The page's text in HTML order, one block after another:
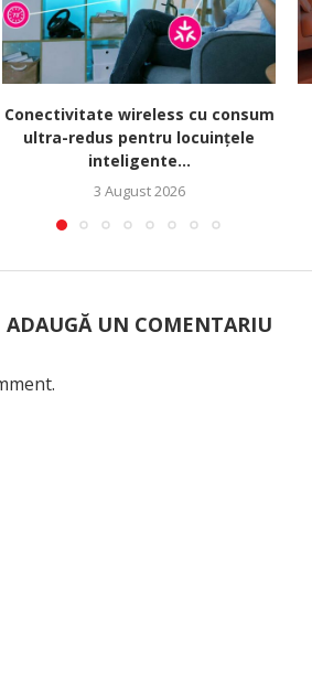
Conectivitate wireless cu consum
ultra-redus pentru locuințele
inteligente...
3 August 2026
ADAUGĂ UN COMENTARIU